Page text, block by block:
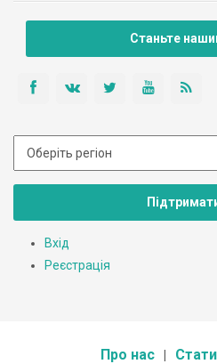
Станьте
Вхід
Реєстрація
Про нас